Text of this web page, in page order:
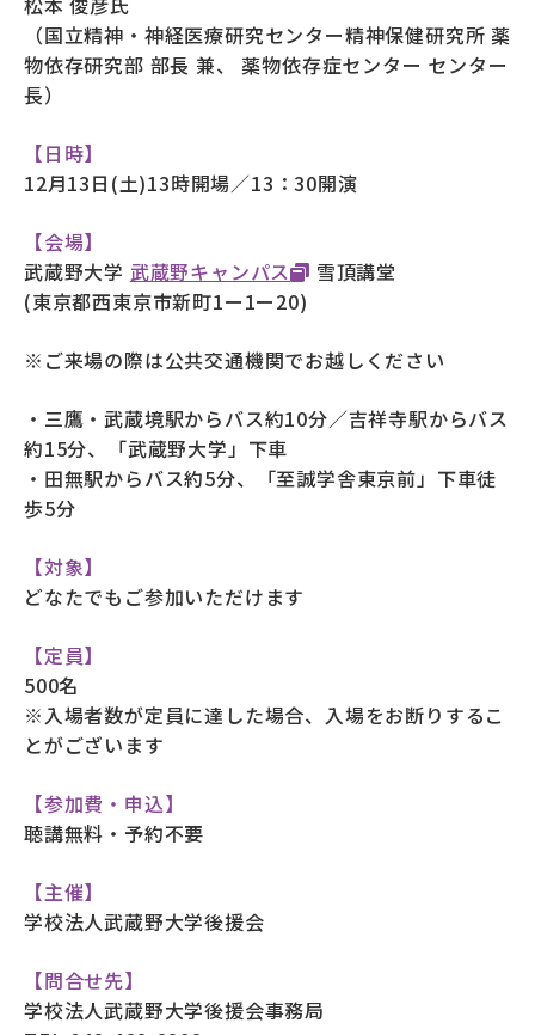
（国立精神・神経医療研究センター精神保健研究所 薬
物依存研究部 部長 兼、 薬物依存症センター センター
長）
【日時】
12月13日(土)13時開場／13：30開演
【会場】
武蔵野大学 武蔵野キャンパス
雪頂講堂
(東京都西東京市新町1ー1ー20)
※ご来場の際は公共交通機関でお越しください
・三鷹・武蔵境駅からバス約10分／吉祥寺駅からバス
約15分、「武蔵野大学」下車
・田無駅からバス約5分、「至誠学舎東京前」下車徒
歩5分
【対象】
どなたでもご参加いただけます
【定員】
500名
※入場者数が定員に達した場合、入場をお断りするこ
とがございます
【参加費・申込】
聴講無料・予約不要
【主催】
学校法人武蔵野大学後援会
【問合せ先】
学校法人武蔵野大学後援会事務局